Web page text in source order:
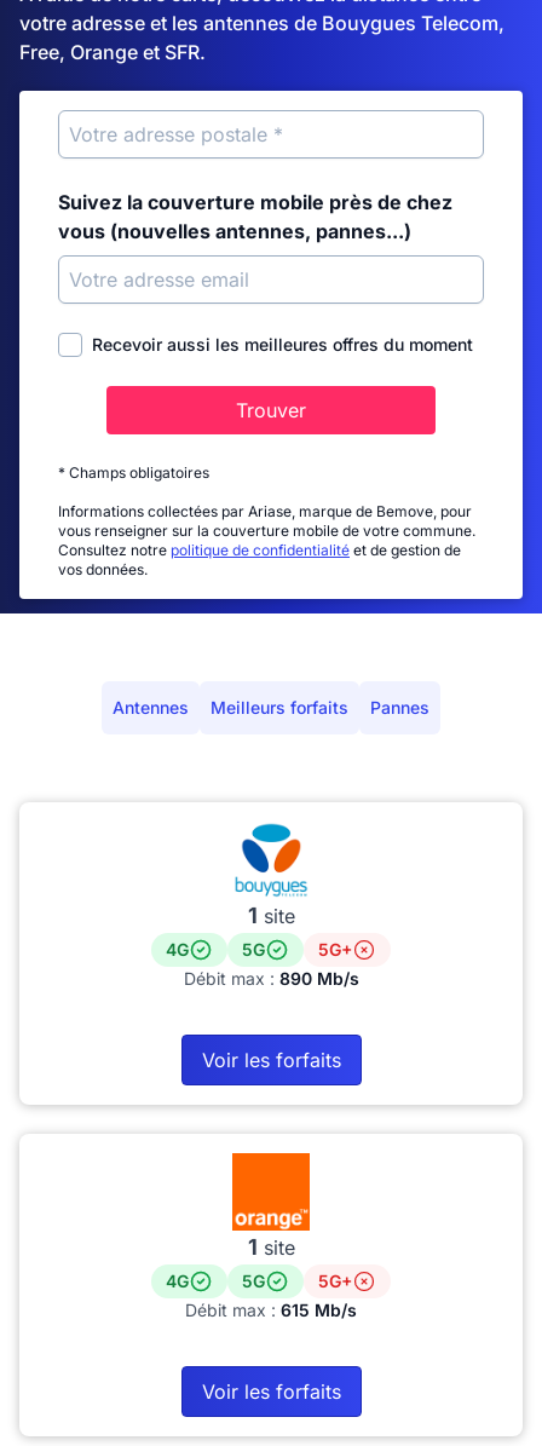
votre adresse et les antennes de Bouygues Telecom,
Free, Orange et SFR.
Suivez la couverture mobile près de chez
vous (nouvelles antennes, pannes...)
Recevoir aussi les meilleures offres du moment
Trouver
* Champs obligatoires
Informations collectées par Ariase, marque de Bemove, pour
vous renseigner sur la couverture mobile de votre commune.
Consultez notre politique de confidentialité et de gestion de
vos données.
Antennes Meilleurs forfaits Pannes
1 site
4G 5G
5G+
Débit max : 890 Mb/s
Voir les forfaits
1 site
4G 5G
5G+
Débit max : 615 Mb/s
Voir les forfaits